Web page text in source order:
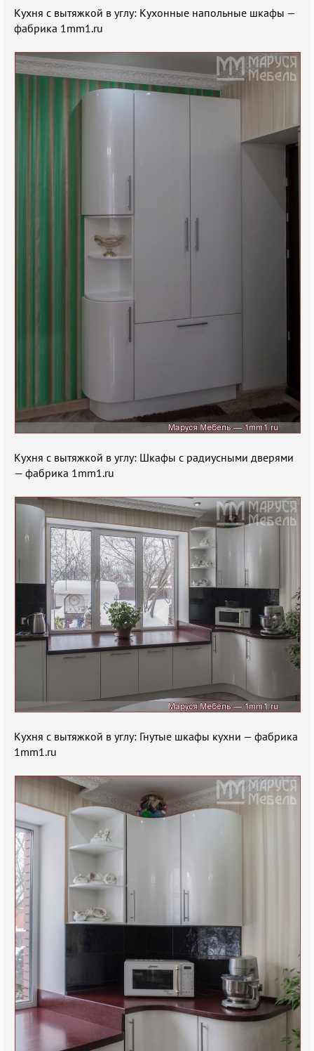
Кухня с вытяжкой в углу: Кухонные напольные шкафы —
фабрика 1mm1.ru
Кухня с вытяжкой в углу: Шкафы с радиусными дверями
— фабрика 1mm1.ru
Кухня с вытяжкой в углу: Гнутые шкафы кухни — фабрика
1mm1.ru